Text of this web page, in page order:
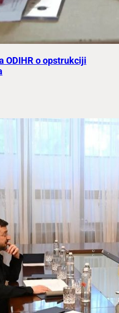
ODIHR o opstrukciji